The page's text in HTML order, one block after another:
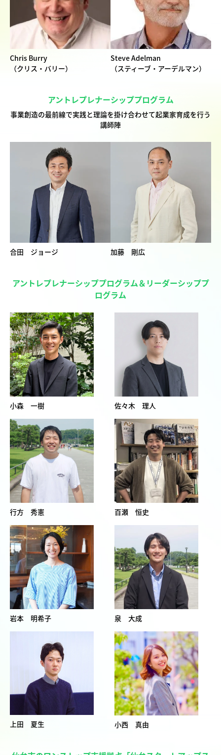
Chris Burry
（クリス・バリー）
Steve Adelman
（スティーブ・アーデルマン）
アントレプレナーシッププログラム
事業創造の最前線で実践と理論を掛け合わせて起業家育成を行う
講師陣
合田 ジョージ 加藤 剛広
アントレプレナーシッププログラム＆リーダーシッププ
ログラム
小森 一樹 佐々木 理人
行方 秀憲 百瀬 恒史
岩本 明希子 泉 大成
上田 夏生 小西 真由